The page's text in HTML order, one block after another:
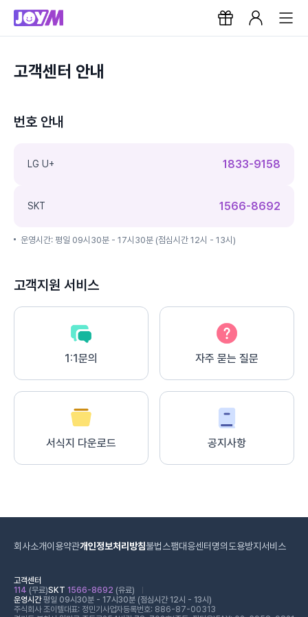
고객센터 안내
번호 안내
LG U+ 1833-9158
SKT 1566-8692
운영시간: 평일 09시30분 - 17시30분 (점심시간 12시 - 13시)
고객지원 서비스
1:1문의 자주 묻는 질문
서식지 다운로드 공지사항
회사소개이용약관개인정보처리방침불법스팸대응센터 명의도용방지서비스
고객센터
114 (무료)SKT 1566-8692 (유료)
운영시간평일 09시30분 - 17시30분 (점심시간 12시 - 13시)
주식회사 조이텔대표: 정민기 사업자등록번호: 886-87-00313